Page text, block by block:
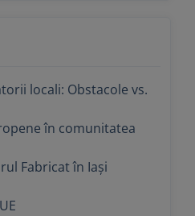
locali: Obstacole vs.
în comunitatea
Fabricat în Iași